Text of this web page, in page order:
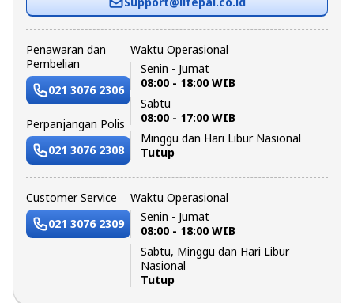
Penawaran dan
Pembelian
021 3076 2306
Perpanjangan Polis
021 3076 2308
Waktu Operasional
Senin - Jumat
08:00 - 18:00 WIB
Sabtu
08:00 - 17:00 WIB
Minggu dan Hari Libur Nasional
Tutup
Customer Service
021 3076 2309
Waktu Operasional
Senin - Jumat
08:00 - 18:00 WIB
Sabtu, Minggu dan Hari Libur
Nasional
Tutup